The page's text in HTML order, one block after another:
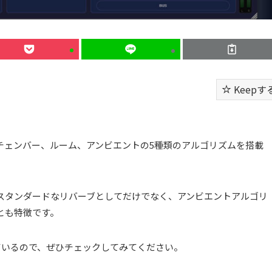
Keepす
ンバー、ルーム、アンビエントの5種類のアルゴリズムを搭載
ンダードなリバーブとしてだけでなく、アンビエントアルゴリ
特徴です。
ので、ぜひチェックしてみてください。